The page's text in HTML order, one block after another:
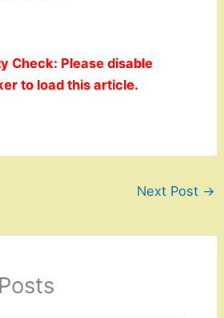
Check: Please disable
to load this article.
Next Post →